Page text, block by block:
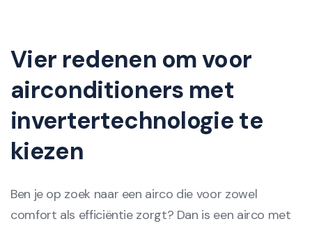
Vier redenen om voor
airconditioners met
invertertechnologie te
kiezen
Ben je op zoek naar een airco die voor zowel
comfort als efficiëntie zorgt? Dan is een airco met